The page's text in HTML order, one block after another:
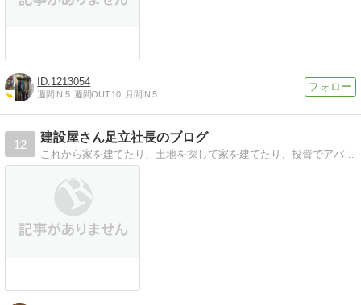
1213054
週間IN:5 週間OUT:10 月間IN:5
12
建設屋さん足立社長のブログ
これから家を建てたり、土地を探して家を建てたり、投資でアパ−ト、中古住宅を買いオ−ナ−になったり、そんないろいろなケ−スでの注意事項、知っておくといいこと、業界で起こっていることなどわかりやすくブログにしています。